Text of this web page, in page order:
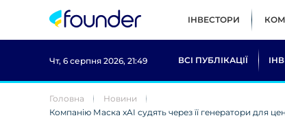
ІНВЕСТОРИ
Чт, 6 серпня 2026, 21:49 ВСІ ПУБЛІКАЦІЇ
Головна
Новини
Компанію Маска xAI судять через її генератори для